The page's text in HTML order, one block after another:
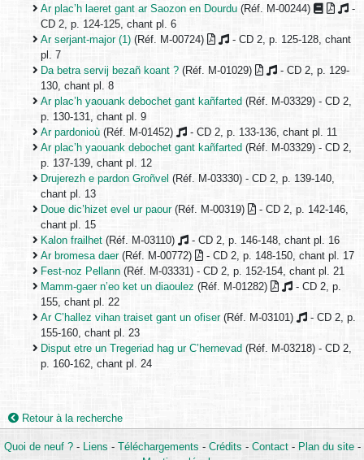
Ar plac’h laeret gant ar Saozon en Dourdu (Réf. M-00244)
-
CD 2, p. 124-125, chant pl. 6
Ar serjant-major (1) (Réf. M-00724)
- CD 2, p. 125-128, chant
pl. 7
Da betra servij bezañ koant ? (Réf. M-01029)
- CD 2, p. 129-
130, chant pl. 8
Ar plac’h yaouank debochet gant kañfarted (Réf. M-03329) - CD 2,
p. 130-131, chant pl. 9
Ar pardonioù (Réf. M-01452)
- CD 2, p. 133-136, chant pl. 11
Ar plac’h yaouank debochet gant kañfarted (Réf. M-03329) - CD 2,
p. 137-139, chant pl. 12
Drujerezh e pardon Groñvel (Réf. M-03330) - CD 2, p. 139-140,
chant pl. 13
Doue dic’hizet evel ur paour(Réf. M-00319)
- CD 2, p. 142-146,
chant pl. 15
Kalon frailhet (Réf. M-03110)
- CD 2, p. 146-148, chant pl. 16
Ar bromesa daer(Réf. M-00772)
- CD 2, p. 148-150, chant pl. 17
Fest-noz Pellann (Réf. M-03331) - CD 2, p. 152-154, chant pl. 21
Mamm-gaer n’eo ket un diaoulez (Réf. M-01282)
- CD 2, p.
155, chant pl. 22
Ar C’hallez vihan traiset gant un ofiser(Réf. M-03101)
- CD 2, p.
155-160, chant pl. 23
Disput etre un Tregeriad hag ur C’hernevad (Réf. M-03218) - CD 2,
p. 160-162, chant pl. 24
Retour à la recherche
Quoi de neuf ?- Liens - Téléchargements - Crédits - Contact- Plan du site-